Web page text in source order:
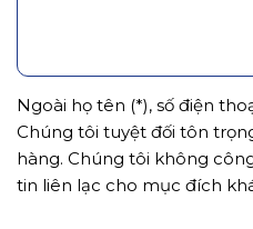
Ngoài họ tên (*), số điện
Chúng tôi tuyệt đối tôn
hàng. Chúng tôi không
tin liên lạc cho mục đích